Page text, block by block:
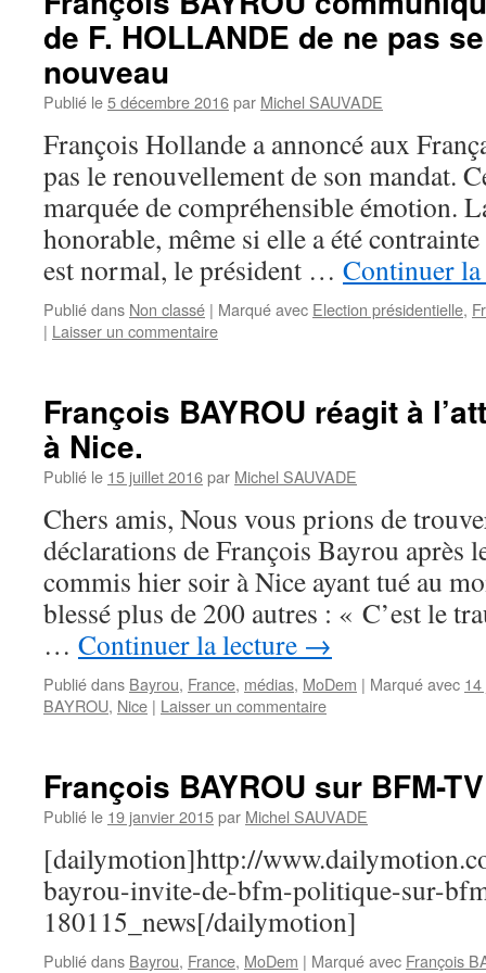
de F. HOLLANDE de ne pas
nouveau
Publié le5 décembre 2016par Michel SAUVADE
François Hollande a annoncé aux
pas le renouvellement de son mandat.
marquée de compréhensible émotion.
honorable, même si elle a été
est normal, le président … Continuer
Publié dans Non classé | Marqué avec Election présidentielle,
| Laisser un commentaire
François BAYROU réagit à
à Nice.
Publié le 15 juillet 2016par Michel SAUVADE
Chers amis, Nous vous prions de
déclarations de François Bayrou après
commis hier soir à Nice ayant tué au
blessé plus de 200 autres : « C’est le
… Continuer la lecture →
Publié dans Bayrou, France, médias, MoDem | Marqué avec
BAYROU, Nice | Laisser un commentaire
François BAYROU sur BFM-TV
Publié le 19 janvier 2015par Michel SAUVADE
[dailymotion]http://
bayrou-invite-de-bfm-politique-sur-
180115_news[/dailymotion]
Publié dans Bayrou, France, MoDem | Marqué avec François